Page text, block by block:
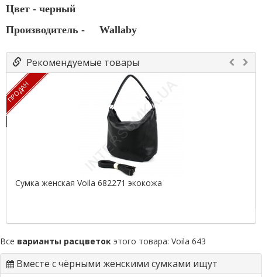
Цвет - черный
Производитель -
Wallaby
Рекомендуемые товары
ПРОДАН
Сумка женская Voila 682271 экокожа
Все варианты расцветок этого товара: Voila 643
Вместе с чёрными женскими сумками ищут